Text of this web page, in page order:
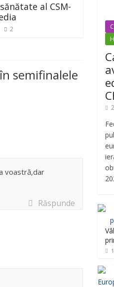
al CSM-
2
semifinalele
voastră,dar
Răspunde